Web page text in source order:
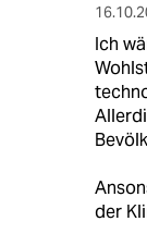
Ich
der